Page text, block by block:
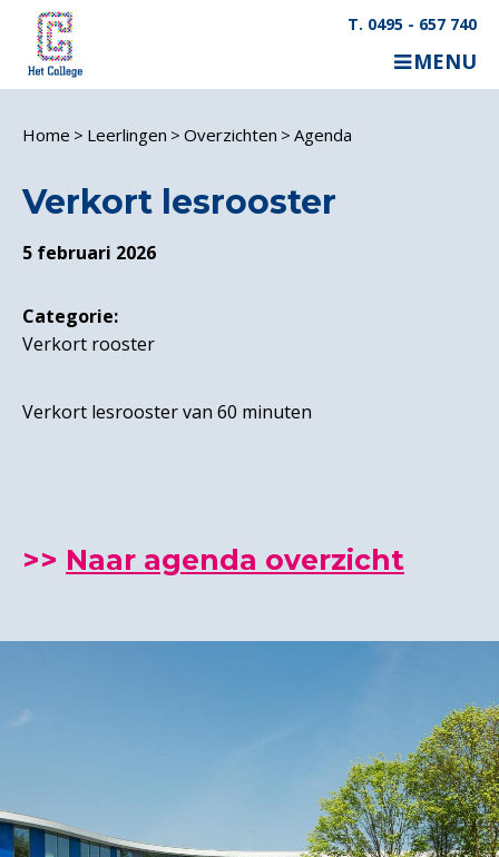
T. 0495 - 657 740
MENU
Home Leerlingen Overzichten Agenda
Verkort lesrooster
5 februari 2026
Categorie:
Verkort rooster
Verkort lesrooster van 60 minuten
>> Naar agenda overzicht